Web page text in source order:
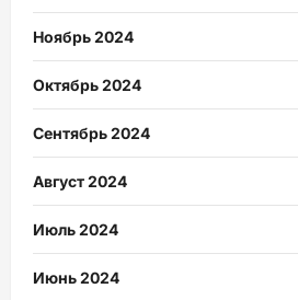
Ноябрь 2024
Октябрь 2024
Сентябрь 2024
Август 2024
Июль 2024
Июнь 2024